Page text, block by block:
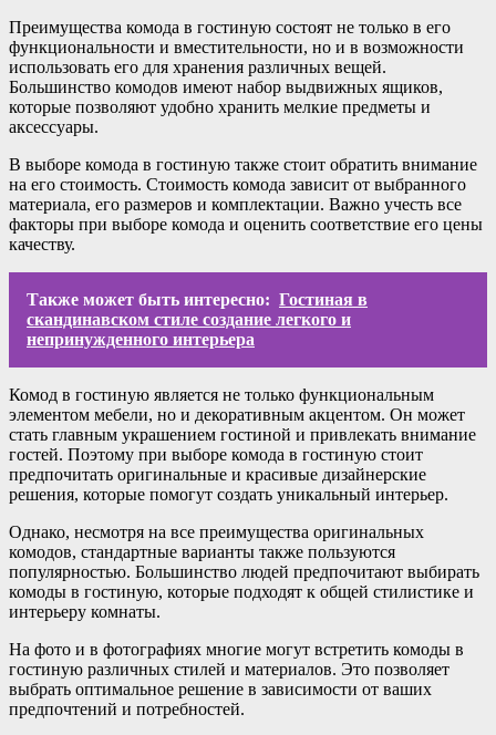
Преимущества комода в гостиную состоят не только в его
функциональности и вместительности, но и в возможности
использовать его для хранения различных вещей.
Большинство комодов имеют набор выдвижных ящиков,
которые позволяют удобно хранить мелкие предметы и
аксессуары.
В выборе комода в гостиную также стоит обратить внимание
на его стоимость. Стоимость комода зависит от выбранного
материала, его размеров и комплектации. Важно учесть все
факторы при выборе комода и оценить соответствие его цены
качеству.
Также может быть интересно: Гостиная в
скандинавском стиле создание легкого и
непринужденного интерьера
Комод в гостиную является не только функциональным
элементом мебели, но и декоративным акцентом. Он может
стать главным украшением гостиной и привлекать внимание
гостей. Поэтому при выборе комода в гостиную стоит
предпочитать оригинальные и красивые дизайнерские
решения, которые помогут создать уникальный интерьер.
Однако, несмотря на все преимущества оригинальных
комодов, стандартные варианты также пользуются
популярностью. Большинство людей предпочитают выбирать
комоды в гостиную, которые подходят к общей стилистике и
интерьеру комнаты.
На фото и в фотографиях многие могут встретить комоды в
гостиную различных стилей и материалов. Это позволяет
выбрать оптимальное решение в зависимости от ваших
предпочтений и потребностей.